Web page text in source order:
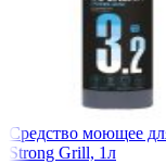
Средство моющее
Strong Grill, 1л